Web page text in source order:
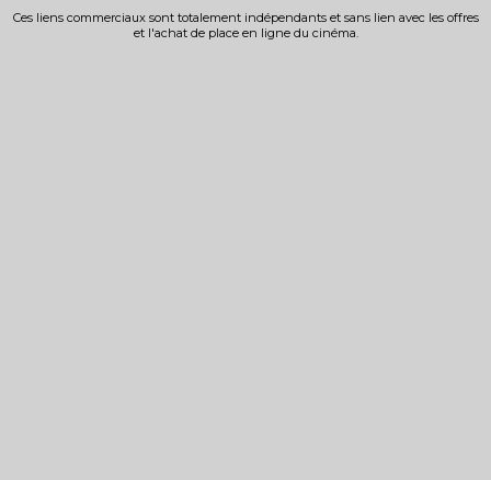
Ces liens commerciaux sont totalement indépendants et sans lien avec les offres
et l'achat de place en ligne du cinéma.